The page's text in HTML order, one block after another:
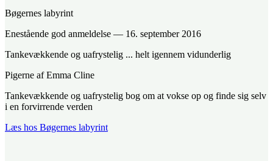
Bøgernes labyrint
Enestående god anmeldelse — 16. september 2016
Tankevækkende og uafrystelig ... helt igennem vidunderlig
Pigerne af Emma Cline
Tankevækkende og uafrystelig bog om at vokse op og finde sig selv
i en forvirrende verden
Læs hos Bøgernes labyrint